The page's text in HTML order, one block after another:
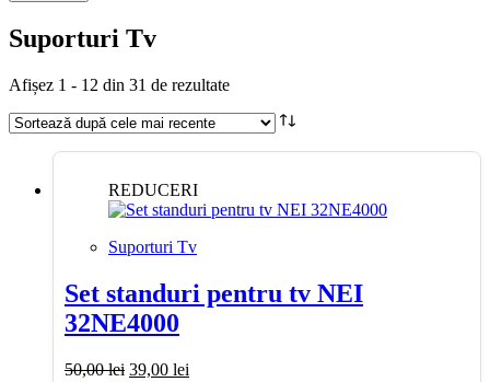
Suporturi Tv
Afișez 1 - 12 din 31 de rezultateSortat
REDUCERI
Suporturi Tv
Set standuri pentru tv NEI
32NE4000
50,00lei Prețul
39,00 lei